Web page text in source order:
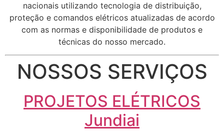
nacionais utilizando tecnologia de distribuição,
proteção e comandos elétricos atualizadas de acordo
com as normas e disponibilidade de produtos e
técnicas do nosso mercado.
NOSSOS SERVIÇOS
PROJETOS ELÉTRICOS
Jundiai